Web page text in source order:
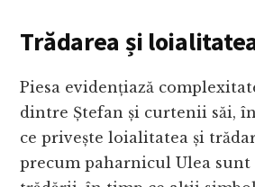
Trădarea și
Piesa evidențiază
dintre Ștefan și curtenii săi,
ce privește loialitatea și
precum paharnicul Ulea sunt